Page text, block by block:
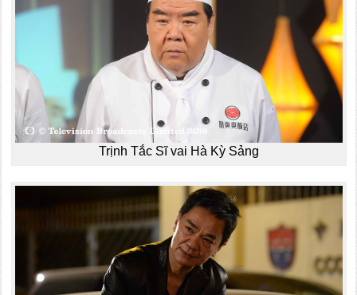
Trịnh Tắc Sĩ vai Hà Kỳ Sảng